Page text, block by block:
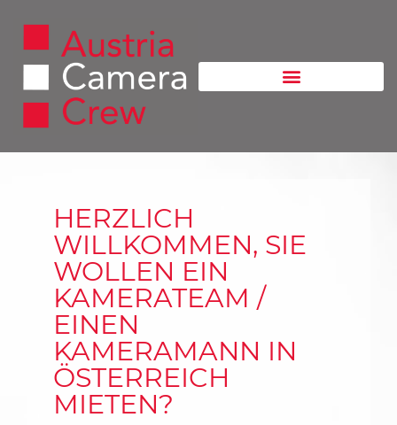
HERZLICH
WILLKOMMEN, SIE
WOLLEN EIN
KAMERA­TEAM /
EINEN
KAMERAMANN IN
ÖSTERREICH
MIETEN?